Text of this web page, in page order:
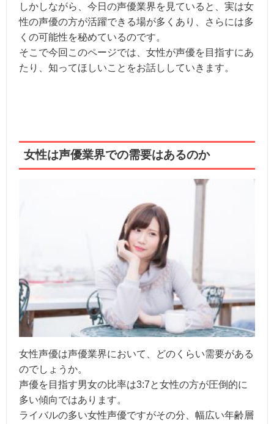
しかしながら、今日の声優業界を見ていると、実は女
性の声優の方が活躍できる場が多くあり、さらには多
くの可能性を秘めているのです。
そこで今回このページでは、女性が声優を目指すにあ
たり、知ってほしいことをお話ししていきます。
女性は声優業界での需要はあるのか
女性声優は声優業界において、どのくらい需要がある
のでしょうか。
声優を目指す男女の比率は3:7と女性の方が圧倒的に
多い傾向ではあります。
ライバルの多い女性声優ですがその分、幅広い年齢層